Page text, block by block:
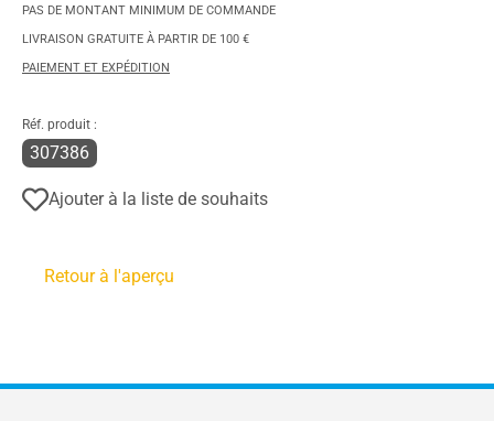
PAS DE MONTANT MINIMUM DE COMMANDE
LIVRAISON GRATUITE À PARTIR DE 100 €
PAIEMENT ET EXPÉDITION
Réf. produit :
307386
Ajouter à la liste de souhaits
Retour à l'aperçu